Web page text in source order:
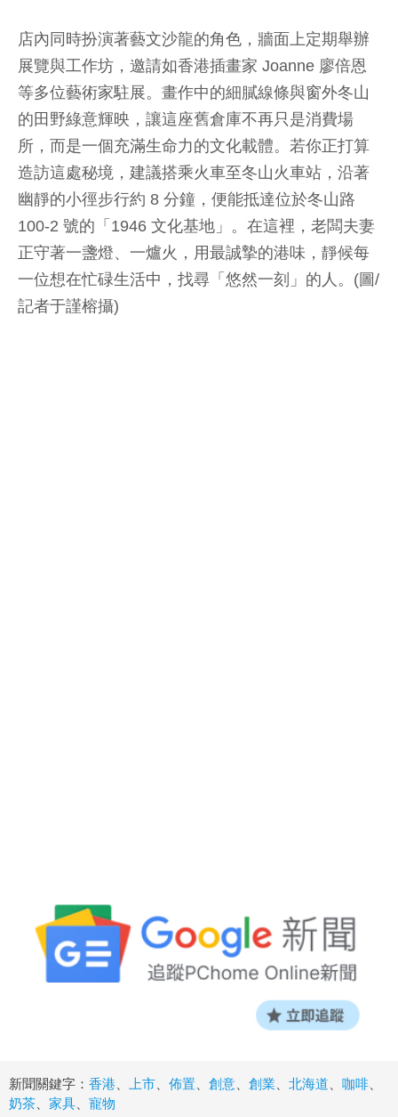
店內同時扮演著藝文沙龍的角色，牆面上定期舉辦
展覽與工作坊，邀請如香港插畫家 Joanne 廖倍恩
等多位藝術家駐展。畫作中的細膩線條與窗外冬山
的田野綠意輝映，讓這座舊倉庫不再只是消費場
所，而是一個充滿生命力的文化載體。若你正打算
造訪這處秘境，建議搭乘火車至冬山火車站，沿著
幽靜的小徑步行約 8 分鐘，便能抵達位於冬山路
100-2 號的「1946 文化基地」。在這裡，老闆夫妻
正守著一盞燈、一爐火，用最誠摯的港味，靜候每
一位想在忙碌生活中，找尋「悠然一刻」的人。(圖/
記者于謹榕攝)
新聞關鍵字： 香港 上市 佈置 創意 創業 北海道 咖啡
奶茶
家具 寵物